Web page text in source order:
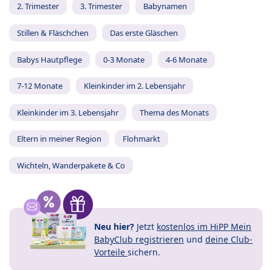
2. Trimester 3. Trimester Babynamen
Stillen & Fläschchen Das erste Gläschen
Babys Hautpflege 0-3 Monate 4-6 Monate
7-12 Monate Kleinkinder im 2. Lebensjahr
Kleinkinder im 3. Lebensjahr Thema des Monats
Eltern in meiner Region Flohmarkt
Wichteln, Wanderpakete & Co
Neu hier? Jetzt kostenlos im HiPP Mein
BabyClub registrieren und deine Club-
Vorteile sichern.